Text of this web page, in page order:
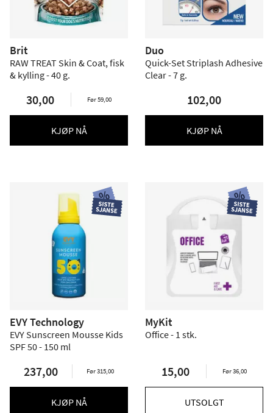
Brit
RAW TREAT Skin & Coat, fisk
& kylling - 40 g.
30,00 Før 59,00
KJØP NÅ
Duo
Quick-Set Striplash Adhesive
Clear - 7 g.
102,00
KJØP NÅ
EVY Technology
EVY Sunscreen Mousse Kids
SPF 50 - 150 ml
237,00 Før 315,00
KJØP NÅ
MyKit
Office - 1 stk.
15,00 Før 36,00
UTSOLGT